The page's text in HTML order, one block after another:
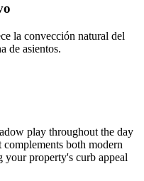
la convección natural del
de asientos.
play throughout the day
both modern
your property's curb appeal